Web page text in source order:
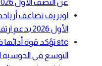
عن النصف الأول 2026
الأول 2026 بدعم ارتفاع أسعار زيوت الأساس
التوسع في الحوسبة